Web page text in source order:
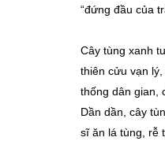
“đứng đầu của
Cây tùng xanh
thiên cửu vạn
thống dân gian,
Dần dần, cây
sĩ ăn lá tùng, rễ